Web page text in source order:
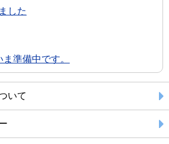
した
準備中です。
いて